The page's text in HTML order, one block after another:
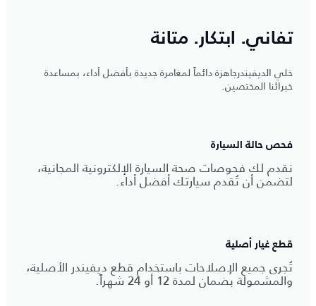
تفاني. ابتكار. متانة
خلي الديفيندرجاهزة دائماً لمغامرة جديدة بأفضل أداء، بمساعدة
خبرائنا المختصين.
فحص حالة السيارة
نقدم لك فحوصات صحة السيارة الإلكترونية المجانية،
لتضمن أن تُقدم سيارتك أفضل أداء.
قطع غيار أصلية
تُجرى جميع الإصلاحات باستخدام قطع ديفيندر الأصلية،
والمشمولة بضمان لمدة 12 أو 24 شهراً.